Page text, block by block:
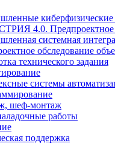
киберфизические
4.0. Предпроектное
системная
обследование
технического задания
системы
шеф-монтаж
работы
поддержка